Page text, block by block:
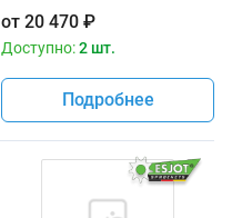
от 20 470 ₽
Доступно:2 шт.
Подробнее